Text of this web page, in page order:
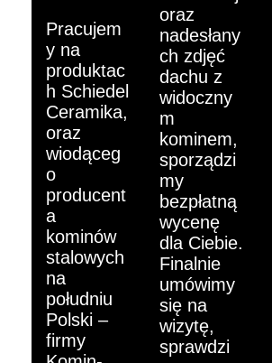
Pracujem
y na
produktac
h Schiedel
Ceramika,
oraz
wiodąceg
o
producent
a
kominów
stalowych
na
południu
Polski –
firmy
oraz
nadesłany
ch zdjęć
dachu z
widoczny
m
kominem,
sporządzi
my
bezpłatną
wycenę
dla Ciebie.
Finalnie
umówimy
się na
wizytę,
sprawdzi